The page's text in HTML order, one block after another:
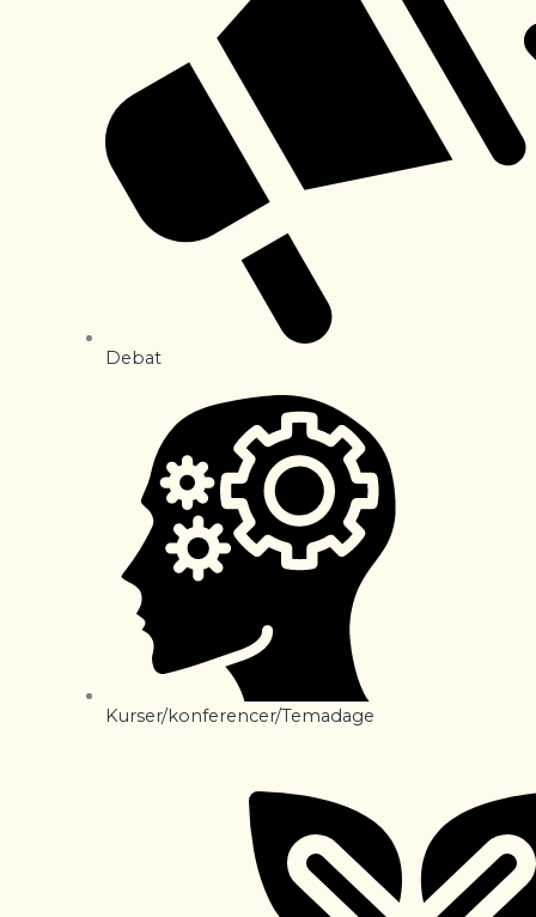
Debat
Kurser/konferencer/Temadage